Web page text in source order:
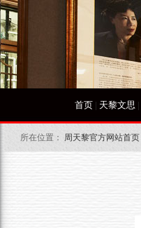
首页| 天黎文思 |
所在位置： 周天黎官方网站首页